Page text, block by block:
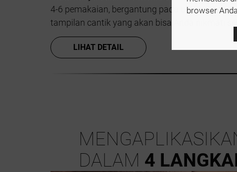
4-6 pemakaian, bergantung pada ukuran
tampilan cantik yang akan bisa Anda nikmati
LIHAT DETAIL
DALAM 4
browser